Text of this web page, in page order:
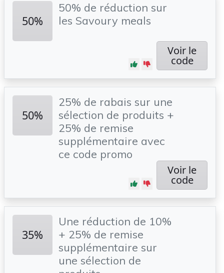
50%
50% de réduction sur
les Savoury meals
Voir le
code
50%
25% de rabais sur une
sélection de produits +
25% de remise
supplémentaire avec
ce code promo
Voir le
code
35%
Une réduction de 10%
+ 25% de remise
supplémentaire sur
une sélection de